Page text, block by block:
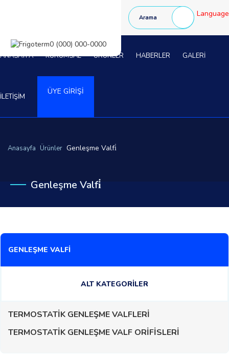
Language
ANASAYFA KURUMSAL ÜRÜNLER HABERLER GALERİ
İLETİŞİM
ÜYE GİRİŞİ
Anasayfa Ürünler Genleşme Valfi̇
Genleşme Valfi̇
GENLEŞME VALFİ
ALT KATEGORİLER
TERMOSTATİK GENLEŞME VALFLERİ
TERMOSTATİK GENLEŞME VALF ORİFİSLERİ